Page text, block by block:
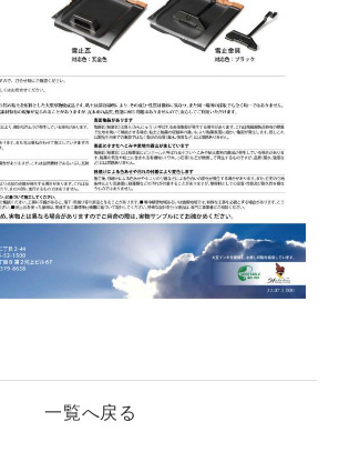
一覧へ戻る